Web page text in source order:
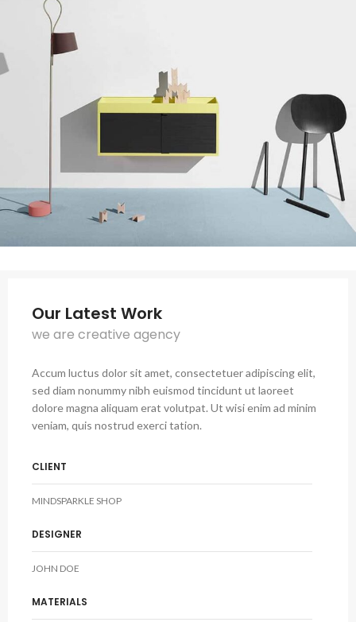
Our Latest Work
we are creative agency
Accum luctus dolor sit amet, consectetuer adipiscing elit,
sed diam nonummy nibh euismod tincidunt ut laoreet
dolore magna aliquam erat volutpat. Ut wisi enim ad minim
veniam, quis nostrud exerci tation.
CLIENT
MINDSPARKLE SHOP
DESIGNER
JOHN DOE
MATERIALS